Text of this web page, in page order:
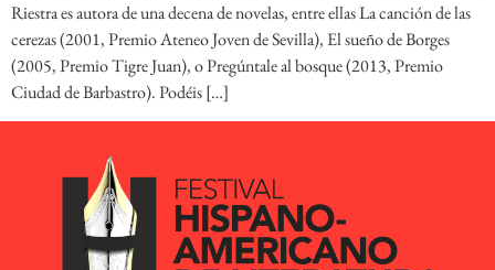
Riestra es autora de una decena de novelas, entre ellas La canción de las
cerezas (2001, Premio Ateneo Joven de Sevilla), El sueño de Borges
(2005, Premio Tigre Juan), o Pregúntale al bosque (2013, Premio
Ciudad de Barbastro). Podéis […]